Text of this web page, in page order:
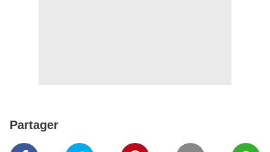
Partager